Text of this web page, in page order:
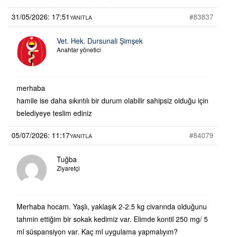
31/05/2026: 17:51 #83837
YANITLA
Vet. Hek. Dursunali Şimşek
Anahtar yönetici
merhaba
hamile ise daha sıkıntılı bir durum olabilir sahipsiz olduğu için
belediyeye teslim ediniz
05/07/2026: 11:17 #84079
YANITLA
Tuğba
Ziyaretçi
Merhaba hocam. Yaşlı, yaklaşık 2-2.5 kg civarında olduğunu
tahmin ettiğim bir sokak kedimiz var. Elimde kontil 250 mg/ 5
ml süspansiyon var. Kaç ml uygulama yapmalıyım?